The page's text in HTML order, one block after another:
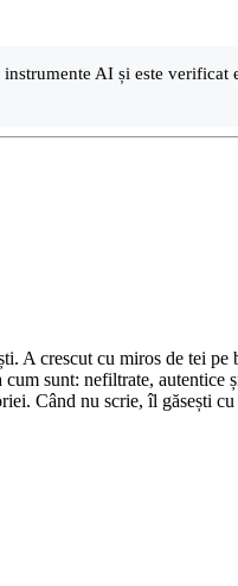
AI și este
A crescut cu miros de tei
sunt: nefiltrate,
Când nu scrie, îl găsești